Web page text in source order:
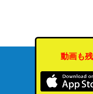
動画も
野球の練習方
利用規